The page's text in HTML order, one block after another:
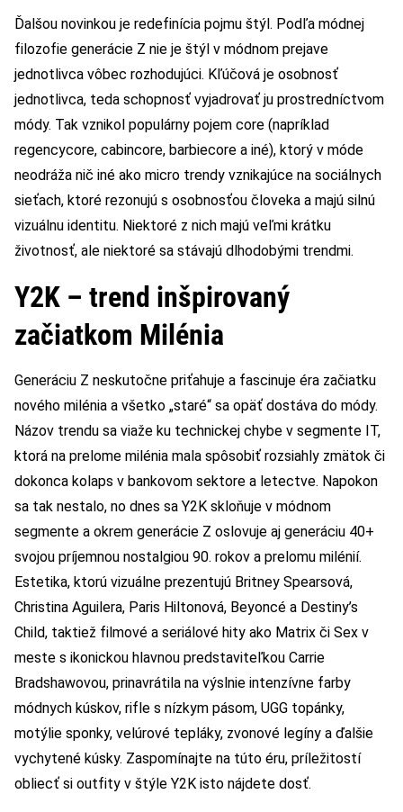
Ďalšou novinkou je redefinícia pojmu štýl. Podľa módnej
filozofie generácie Z nie je štýl v módnom prejave
jednotlivca vôbec rozhodujúci. Kľúčová je osobnosť
jednotlivca, teda schopnosť vyjadrovať ju prostredníctvom
módy. Tak vznikol populárny pojem core (napríklad
regencycore, cabincore, barbiecore a iné), ktorý v móde
neodráža nič iné ako micro trendy vznikajúce na sociálnych
sieťach, ktoré rezonujú s osobnosťou človeka a majú silnú
vizuálnu identitu. Niektoré z nich majú veľmi krátku
životnosť, ale niektoré sa stávajú dlhodobými trendmi.
Y2K – trend inšpirovaný
začiatkom Milénia
Generáciu Z neskutočne priťahuje a fascinuje éra začiatku
nového milénia a všetko „staré“ sa opäť dostáva do módy.
Názov trendu sa viaže ku technickej chybe v segmente IT,
ktorá na prelome milénia mala spôsobiť rozsiahly zmätok či
dokonca kolaps v bankovom sektore a letectve. Napokon
sa tak nestalo, no dnes sa Y2K skloňuje v módnom
segmente a okrem generácie Z oslovuje aj generáciu 40+
svojou príjemnou nostalgiou 90. rokov a prelomu milénií.
Estetika, ktorú vizuálne prezentujú Britney Spearsová,
Christina Aguilera, Paris Hiltonová, Beyoncé a Destiny’s
Child, taktiež filmové a seriálové hity ako Matrix či Sex v
meste s ikonickou hlavnou predstaviteľkou Carrie
Bradshawovou, prinavrátila na výslnie intenzívne farby
módnych kúskov, rifle s nízkym pásom, UGG topánky,
motýlie sponky, velúrové tepláky, zvonové legíny a ďalšie
vychytené kúsky. Zaspomínajte na túto éru, príležitostí
obliecť si outfity v štýle Y2K isto nájdete dosť.